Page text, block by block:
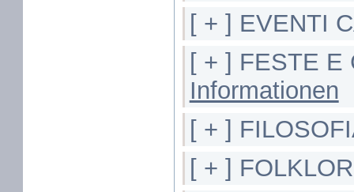
[ + ] EVENTI
[ + ] FESTE E
Informationen
[ + ]
[ + ]